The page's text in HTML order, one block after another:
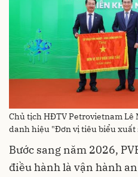
Chủ tịch HĐTV Petrovietnam
danh hiệu "Đơn vị tiêu biểu xuất
Bước sang năm 2026,
điều hành là vận hành